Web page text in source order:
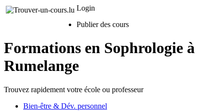
Login
Publier des cours
Formations en Sophrologie à
Rumelange
Trouvez rapidement votre école ou professeur
Bien-être & Dév. personnel